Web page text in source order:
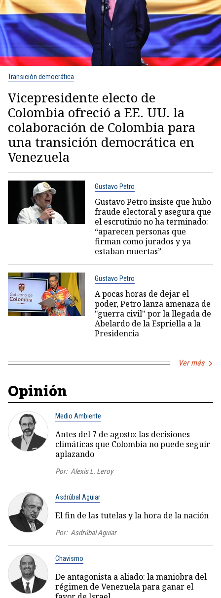
Transición democrática
Vicepresidente electo de
Colombia ofreció a EE. UU. la
colaboración de Colombia para
una transición democrática en
Venezuela
Gustavo Petro
Gustavo Petro insiste que hubo
fraude electoral y asegura que
el escrutinio no ha terminado:
“aparecen personas que
firman como jurados y ya
estaban muertas”
Gustavo Petro
A pocas horas de dejar el
poder, Petro lanza amenaza de
"guerra civil" por la llegada de
Abelardo de la Espriella a la
Presidencia
Ver más
Opinión
Medio Ambiente
Antes del 7 de agosto: las decisiones
climáticas que Colombia no puede seguir
aplazando
Por: Alexis L. Leroy
Asdrúbal Aguiar
El fin de las tutelas y la hora de la nación
Por: Asdrúbal Aguiar
Chavismo
De antagonista a aliado: la maniobra del
régimen de Venezuela para ganar el